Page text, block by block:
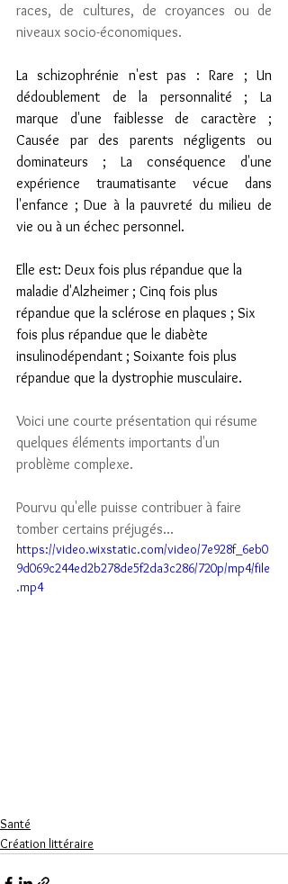
races, de cultures, de croyances ou de
niveaux socio-économiques.
La schizophrénie n'est pas : Rare ; Un
dédoublement de la personnalité ; La
marque d'une faiblesse de caractère ;
Causée par des parents négligents ou
dominateurs ; La conséquence d'une
expérience traumatisante vécue dans
l'enfance ; Due à la pauvreté du milieu de
vie ou à un échec personnel.
Elle est: Deux fois plus répandue que la
maladie d'Alzheimer ; Cinq fois plus
répandue que la sclérose en plaques ; Six
fois plus répandue que le diabète
insulinodépendant ; Soixante fois plus
répandue que la dystrophie musculaire.
Voici une courte présentation qui résume
quelques éléments importants d'un
problème complexe.
Pourvu qu'elle puisse contribuer à faire
tomber certains préjugés...
https://video.wixstatic.com/video/7e928f_6eb0
9d069c244ed2b278de5f2da3c286/720p/mp4/file
.mp4
Santé
Création littéraire